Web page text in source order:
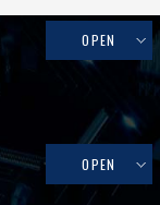
OPEN
OPEN